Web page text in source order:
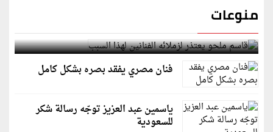
منوعات
قاسم ملحو يعتذر لزملائه الفنانين لهذا السبب
فنان مصري يفقد بصره بشكل كامل
ياسمين عبد العزيز توجّه رسالة شكر
للسعودية